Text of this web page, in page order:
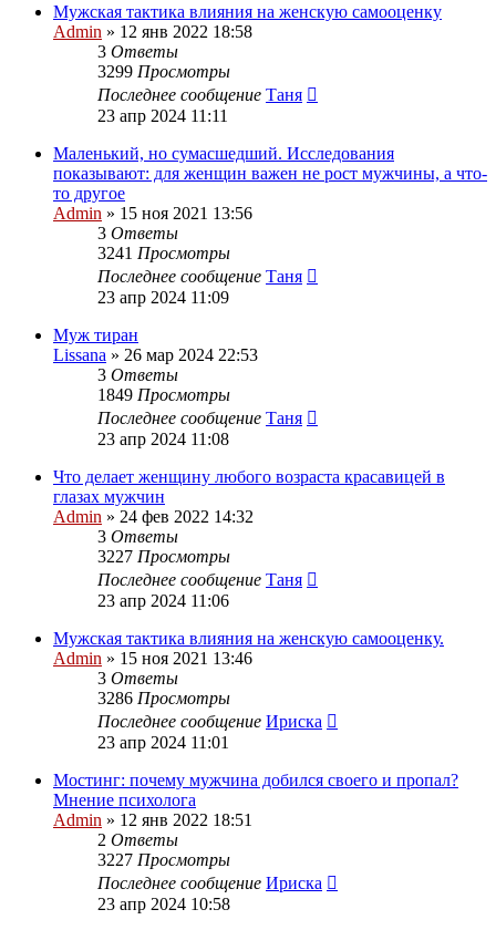
Мужская тактика влияния на женскую самооценку
Admin » 12 янв 2022 18:58
3 Ответы
3299 Просмотры
Последнее сообщение Таня
23 апр 2024 11:11
Маленький, но сумасшедший. Исследования
показывают: для женщин важен не рост мужчины, а что-
то другое
Admin » 15 ноя 2021 13:56
3 Ответы
3241 Просмотры
Последнее сообщение Таня
23 апр 2024 11:09
Муж тиран
Lissana » 26 мар 2024 22:53
3 Ответы
1849 Просмотры
Последнее сообщение Таня
23 апр 2024 11:08
Что делает женщину любого возраста красавицей в
глазах мужчин
Admin » 24 фев 2022 14:32
3 Ответы
3227 Просмотры
Последнее сообщение Таня
23 апр 2024 11:06
Мужская тактика влияния на женскую самооценку.
Admin » 15 ноя 2021 13:46
3 Ответы
3286 Просмотры
Последнее сообщение Ириска
23 апр 2024 11:01
Мостинг: почему мужчина добился своего и пропал?
Мнение психолога
Admin » 12 янв 2022 18:51
2 Ответы
3227 Просмотры
Последнее сообщение Ириска
23 апр 2024 10:58